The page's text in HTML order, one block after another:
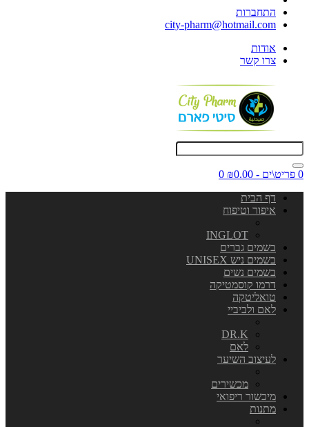
התחברות
city-pharm@hotmail.com
אודות
צרו קשר
0 פריט\ים - ₪0.00
0
דף הבית
איפור וטיפוח
INGLOT
בשמים גברים
בשמים ניש UNISEX
בשמים נשים
דרמו קוסמטיקה
טואליטקה
לאם ולביביי
DR.K
לאם
לעיצוב השיער
מכשירים
מיכשור ריפואי
מתנות